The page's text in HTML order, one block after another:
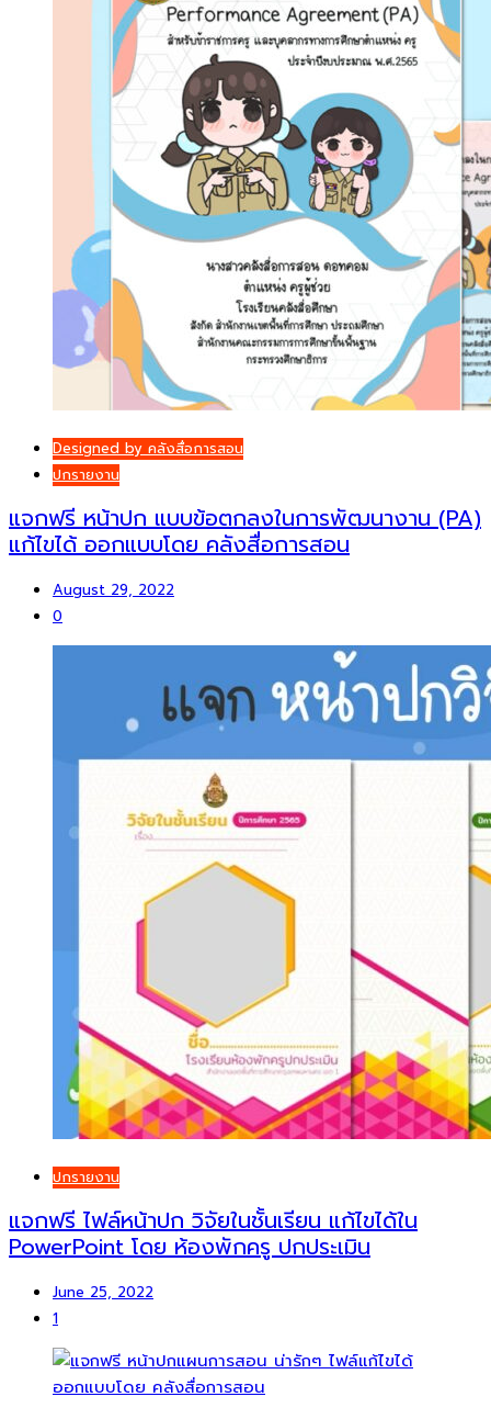
Designed by คลังสื่อการสอน
ปกรายงาน
แจกฟรี หน้าปก แบบข้อตกลงในการพัฒนางาน (PA)
แก้ไขได้ ออกแบบโดย คลังสื่อการสอน
August 29, 2022
0
ปกรายงาน
แจกฟรี ไฟล์หน้าปก วิจัยในชั้นเรียน แก้ไขได้ใน
PowerPoint โดย ห้องพักครู ปกประเมิน
June 25, 2022
1